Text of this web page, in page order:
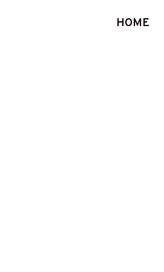
HOME